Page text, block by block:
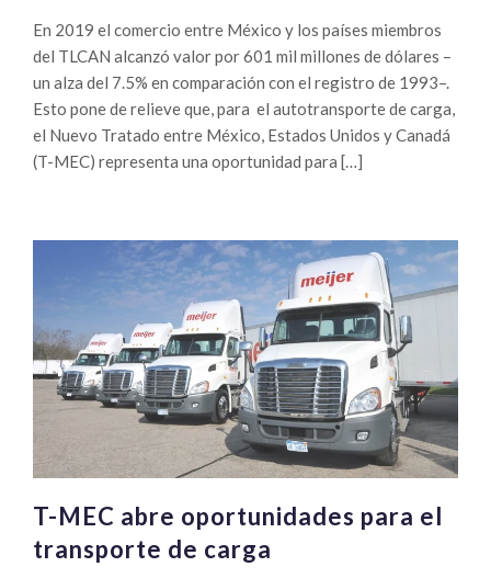
En 2019 el comercio entre México y los países miembros
del TLCAN alcanzó valor por 601 mil millones de dólares –
un alza del 7.5% en comparación con el registro de 1993–.
Esto pone de relieve que, para el autotransporte de carga,
el Nuevo Tratado entre México, Estados Unidos y Canadá
(T-MEC) representa una oportunidad para […]
T-MEC abre oportunidades para el
transporte de carga